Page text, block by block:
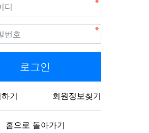
필수
로그인
기 회원정보찾기
홈으로 돌아가기